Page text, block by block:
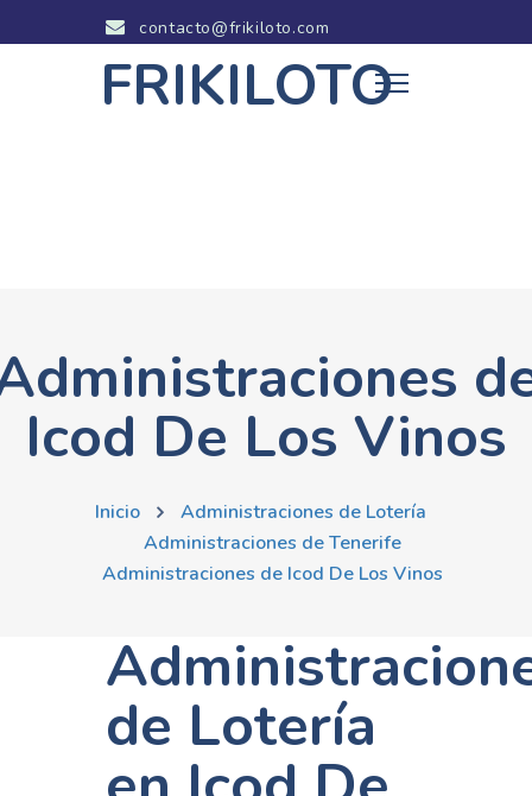
contacto@frikiloto.com
FRIKILOTO
Icod De Los Vinos
Inicio
Administraciones de Lotería
Administraciones de Tenerife
Administraciones de Icod De Los Vinos
de Lotería